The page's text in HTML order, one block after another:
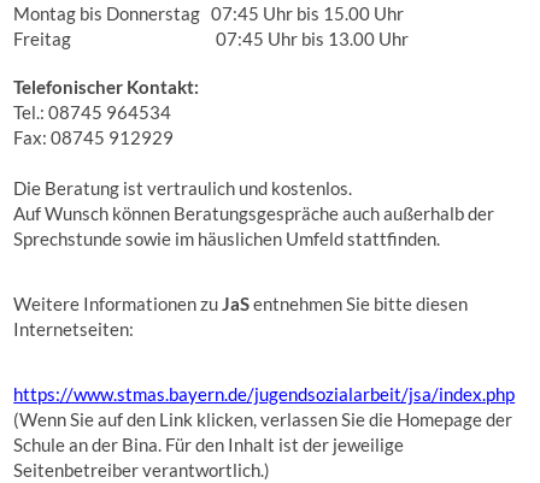
Montag bis Donnerstag 07:45 Uhr bis 15.00 Uhr
Freitag 07:45 Uhr bis 13.00 Uhr
Telefonischer Kontakt:
Tel.: 08745 964534
Fax: 08745 912929
Die Beratung ist vertraulich und kostenlos.
Auf Wunsch können Beratungsgespräche auch außerhalb der
Sprechstunde sowie im häuslichen Umfeld stattfinden.
Weitere Informationen zuJaSentnehmen Sie bitte diesen
Internetseiten:
https://www.stmas.bayern.de/jugendsozialarbeit/jsa/index.php
(Wenn Sie auf den Link klicken, verlassen Sie die Homepage der
Schule an der Bina. Für den Inhalt ist der jeweilige
Seitenbetreiber verantwortlich.)